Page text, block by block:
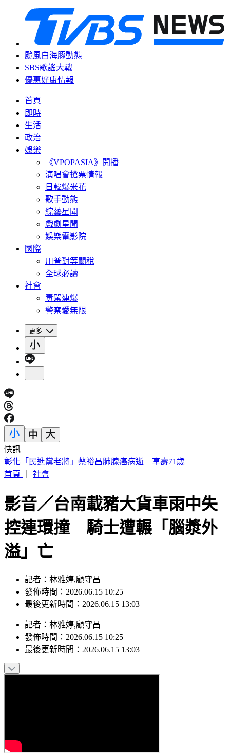
颱風白海豚動態
SBS歌謠大戰
優惠好康情報
首頁
即時
生活
政治
娛樂
《VPOPASIA》開播
演唱會搶票情報
日韓爆米花
歌手動態
綜藝星聞
戲劇星聞
娛樂電影院
國際
川普對等關稅
全球必讀
社會
毒駕連爆
警察愛無限
更多
快訊
獨家／三重忠孝碼頭火燒船！舢舨船陷火海險波及遊艇
首頁
社會
影音／台南載豬大貨車雨中失
控連環撞 騎士遭輾「腦漿外
溢」亡
記者：林雅婷,顧守昌
發佈時間：2026.06.15 10:25
最後更新時間：2026.06.15 13:03
記者 ： 林雅婷,顧守昌
發佈時間： 2026.06.15 10:25
最後更新時間： 2026.06.15 13:03